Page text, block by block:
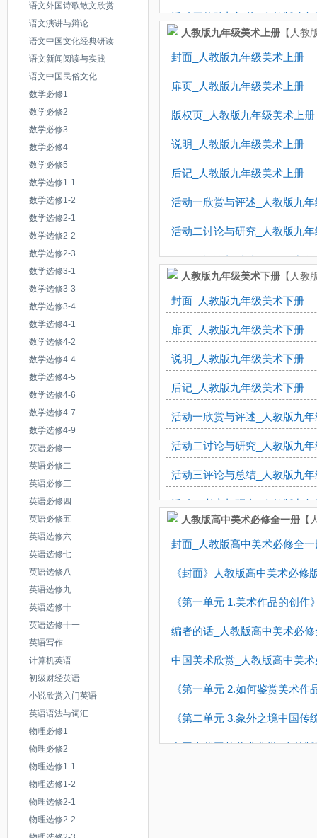
语文外国诗歌散文欣赏
语文演讲与辩论
语文中国文化经典研读
语文新闻阅读与实践
语文中国民俗文化
数学必修1
数学必修2
数学必修3
数学必修4
数学必修5
数学选修1-1
数学选修1-2
数学选修2-1
数学选修2-2
数学选修2-3
数学选修3-1
数学选修3-3
数学选修3-4
数学选修4-1
数学选修4-2
数学选修4-4
数学选修4-5
数学选修4-6
数学选修4-7
数学选修4-9
英语必修一
英语必修二
英语必修三
英语必修四
英语必修五
英语选修六
英语选修七
英语选修八
英语选修九
英语选修十
英语选修十一
英语写作
计算机英语
初级财经英语
小说欣赏入门英语
英语语法与词汇
物理必修1
物理必修2
物理选修1-1
物理选修1-2
物理选修2-1
物理选修2-2
活动一学会认识环境设计_人
活动二学会认识产品设计_人
活动三室内装饰品的设计与制
活动四设计产品的鉴别与选择
活动一参观与考察_人教版八
活动二策划与搜集_人教版八
活动三实践与展示_人教版八
展示设计_人教版八年级美术上
活动四体验与评价_人教版八
活动六展示与交流_人教版八
小摆设_人教版八年级美术下册
活动一纸盒动物造型_人教版
活动二瓦楞纸动物造型_人教
活动三线材造型常识_人教版
活动四快餐盒塑料瓶造型_人
活动五蛋壳人造型_人教版八
活动六小泥塑造型_人教版八
活动七折纸动物造型_人教版
活动一欣赏交流策划_人教版
活动二设计实践体验_人教版
活动三设计实践体验_人教版
活动四设计实践体验_人教版
活动五设计实践体验_人教版
活动六展示评述总结_人教版
活动一室内设计_人教版八年
活动二考察与尝试_人教版八
人教版九年级美术上册 【人教
封面_人教版九年级美术上册
扉页_人教版九年级美术上册
版权页_人教版九年级美术上册
说明_人教版九年级美术上册
后记_人教版九年级美术上册
活动一欣赏与评述_人教版九
活动二讨论与研究_人教版九
活动三评论与总结_人教版九
活动一欣赏与体验_人教版九
活动二探索与实践_人教版九
活动三考察与交流_人教版九
交通工具_人教版九年级美术
家用电器_人教版九年级美术上
电子产品_人教版九年级美术上
公共设施_人教版九年级美术
人教版九年级美术下册 【人教
封面_人教版九年级美术下册
扉页_人教版九年级美术下册
说明_人教版九年级美术下册
后记_人教版九年级美术下册
活动一欣赏与评述_人教版九
活动二讨论与研究_人教版九
活动三评论与总结_人教版九
活动一考察与研究_人教版九
人教版高中美术必修全一册
封面_人教版高中美术必修全一
《封面》人教版高中美术必修
《第一单元 1.美术作品的创
编者的话_人教版高中美术必
中国美术欣赏_人教版高中美
《第一单元 2.如何鉴赏美术
《第二单元 3.象外之境中国
中国古代工艺美术欣赏_人教